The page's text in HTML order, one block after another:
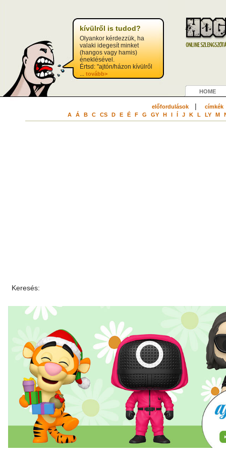
kívülről is tudod?
Olyankor kérdezzük, ha
valaki idegesít minket
(hangos vagy hamis)
éneklésével.
Értsd: "ajtón/házon kívülről
... tovább>
HOME
előfordulások| címkék
A Á B C CS D E É F G GY H I Í J K L LY M
Keresés: